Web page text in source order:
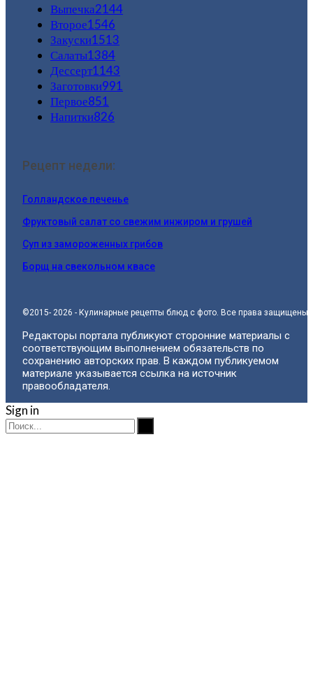
Выпечка2144
Второе1546
Закуски1513
Салаты1384
Дессерт1143
Заготовки991
Первое851
Напитки826
Рецепт недели:
Голландское печенье
Фруктовый салат со свежим инжиром и грушей
Суп из замороженных грибов
Борщ на свекольном квасе
©2015- 2026 - Кулинарные рецепты блюд с фото. Все права защищены.
Редакторы портала публикуют сторонние материалы с
соответствующим выполнением обязательств по
сохранению авторских прав. В каждом публикуемом
материале указывается ссылка на источник
правообладателя.
Sign in